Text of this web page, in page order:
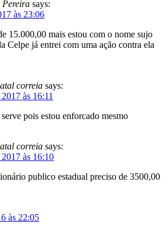
Pereira says:
às 23:06
15.000,00 mais estou com o nome sujo
Celpe já entrei com uma ação contra ela
correia says:
às 16:11
pois estou enforcado mesmo
correia says:
às 16:10
publico estadual preciso de 3500,00
às 22:05